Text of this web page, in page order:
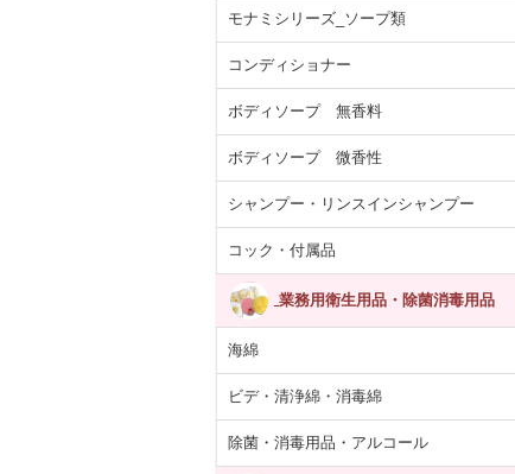
モナミシリーズ_ソープ類
コンディショナー
ボディソープ 無香料
ボディソープ 微香性
シャンプー・リンスインシャンプー
コック・付属品
業務用衛生用品・除菌消毒用品
海綿
ビデ・清浄綿・消毒綿
除菌・消毒用品・アルコール